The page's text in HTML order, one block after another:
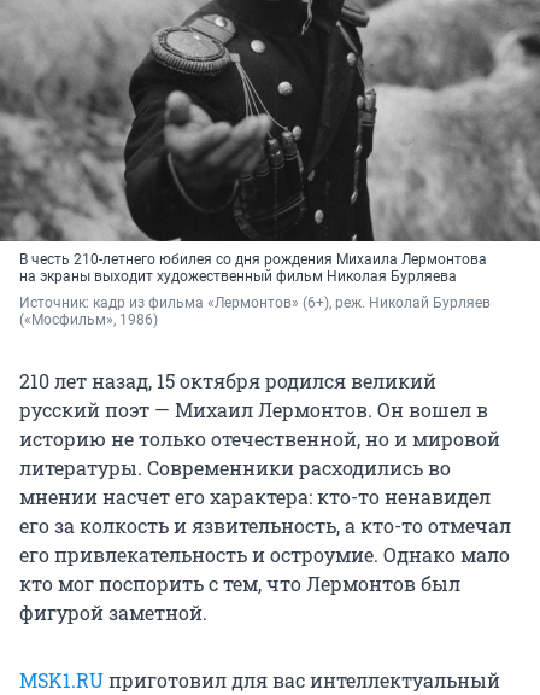
В честь 210-летнего юбилея со дня рождения Михаила Лермонтова
на экраны выходит художественный фильм Николая Бурляева
Источник: кадр из фильма «Лермонтов» (6+), реж. Николай Бурляев
(«Мосфильм», 1986)
210 лет назад, 15 октября родился великий
русский поэт — Михаил Лермонтов. Он вошел в
историю не только отечественной, но и мировой
литературы. Современники расходились во
мнении насчет его характера: кто-то ненавидел
его за колкость и язвительность, а кто-то отмечал
его привлекательность и остроумие. Однако мало
кто мог поспорить с тем, что Лермонтов был
фигурой заметной.
MSK1.RUприготовил для вас интеллектуальный